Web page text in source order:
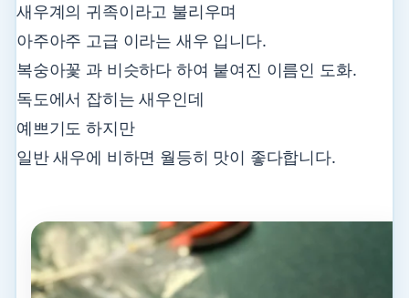
새우계의 귀족이라고 불리우며
아주아주 고급 이라는 새우 입니다.
복숭아꽃 과 비슷하다 하여 붙여진 이름인 도화.
독도에서 잡히는 새우인데
예쁘기도 하지만
일반 새우에 비하면 월등히 맛이 좋다합니다.